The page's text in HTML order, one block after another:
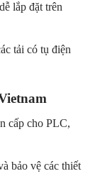
lắp đặt trên
tải có tụ điện
cấp cho PLC,
bảo vệ các thiết